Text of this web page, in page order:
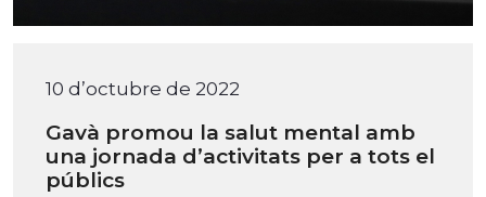
10 d’octubre de 2022
Gavà promou la salut mental amb
una jornada d’activitats per a tots el
públics